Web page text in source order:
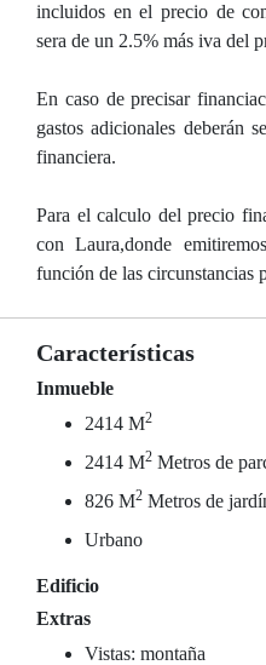
incluidos en el precio de
sera de un 2.5% más iva del
En caso de precisar
gastos adicionales deberán
financiera.
Para el calculo del precio
con Laura,donde
función de las circunstancias
Características
Inmueble
2414 M2
2414 M2 Metros de
826 M2 Metros de
Urbano
Edificio
Extras
Vistas: montaña